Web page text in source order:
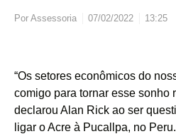
Por Assessoria 07/02/2022 13:25
“Os setores econômicos do
comigo para tornar esse sonho
declarou Alan Rick ao ser
ligar o Acre à Pucallpa, no Peru.